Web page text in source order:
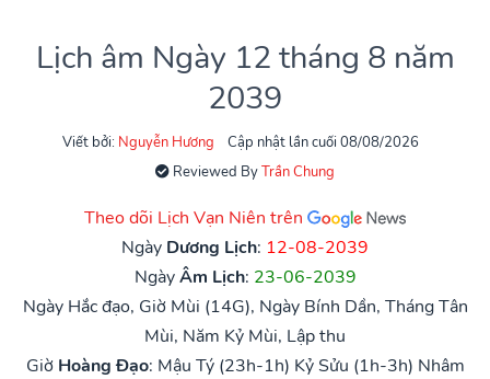
Lịch âm Ngày 12 tháng 8 năm
2039
Viết bởi: Nguyễn Hương
Cập nhật lần cuối 08/08/2026
Reviewed ByTrần Chung
Theo dõi Lịch Vạn Niên trên
Ngày Dương Lịch: 12-08-2039
NgàyÂm Lịch: 23-06-2039
Ngày Hắc đạo, Giờ Mùi (14G), Ngày Bính Dần, Tháng Tân
Mùi, Năm Kỷ Mùi, Lập thu
Giờ Hoàng Đạo: Mậu Tý (23h-1h) Kỷ Sửu (1h-3h) Nhâm